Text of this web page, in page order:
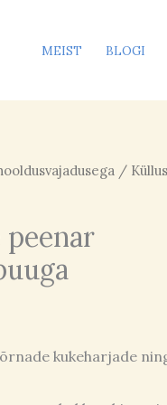
MEIST BLOGI
/
kukeharjade